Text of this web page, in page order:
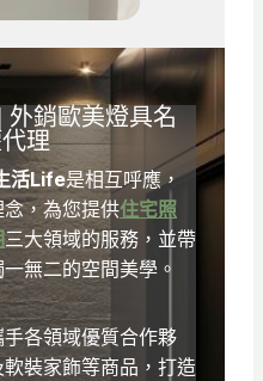
| 外銷歐美燈具名
理
活Life是相互呼應，
，為您提供住宅照
三大領域的服務，並帶
無二的空間美學。
各領域優質合作夥
裝家飾等商品，打造